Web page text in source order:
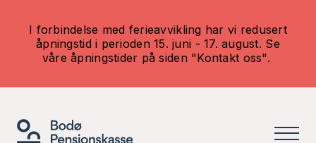
I forbindelse med ferieavvikling har vi redusert
åpningstid i perioden 15. juni - 17. august. Se
våre åpningstider på siden "Kontakt oss".